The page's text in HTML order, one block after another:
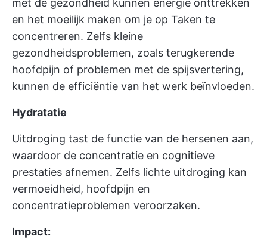
met de gezondheid kunnen energie onttrekken
en het moeilijk maken om je op Taken te
concentreren. Zelfs kleine
gezondheidsproblemen, zoals terugkerende
hoofdpijn of problemen met de spijsvertering,
kunnen de efficiëntie van het werk beïnvloeden.
Hydratatie
Uitdroging tast de functie van de hersenen aan,
waardoor de concentratie en cognitieve
prestaties afnemen. Zelfs lichte uitdroging kan
vermoeidheid, hoofdpijn en
concentratieproblemen veroorzaken.
Impact: